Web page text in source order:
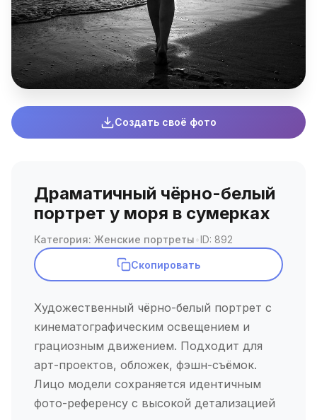
Драматичный чёрно-белый
портрет у моря в сумерках
Категория: Женские портреты ID: 892
Скопировать
Художественный чёрно-белый портрет с
кинематографическим освещением и
грациозным движением. Подходит для
арт-проектов, обложек, фэшн-съёмок.
Лицо модели сохраняется идентичным
фото-референсу с высокой детализацией
Создать своё фото